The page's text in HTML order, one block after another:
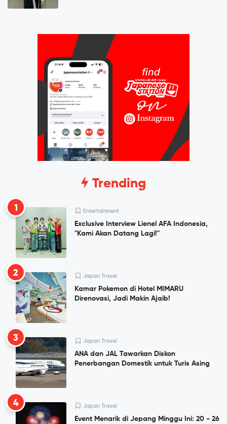
Trending
1 Entertainment
Exclusive Interview Lienel AFA Indonesia,
"Kami Akan Datang Lagi!"
2 Japan Travel
Kamar Pokemon di Hotel MIMARU
Direnovasi, Jadi Makin Ajaib!
3 Japan Travel
ANA dan JAL Tawarkan Diskon
Penerbangan Domestik untuk Turis Asing
4 Japan Travel
Event Menarik di Jepang Minggu Ini: 20 - 26